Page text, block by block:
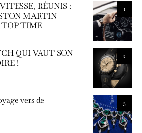
1
RÉUNIS :
MARTIN
TOP TIME
2
QUI VAUT SON
!
3
vers de